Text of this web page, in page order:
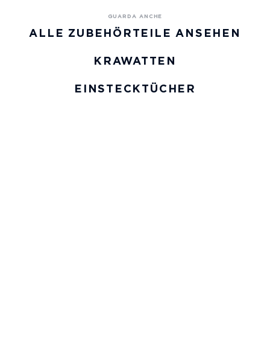
ALLE ZUBEHÖRTEILE ANSEHEN
KRAWATTEN
EINSTECKTÜCHER